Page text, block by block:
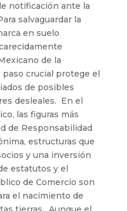
notificación ante la
salvaguardar la
en suelo
de la
crucial protege el
de posibles
desleales. En el
las figuras más
de Responsabilidad
estructuras que
y una inversión
estatutos y el
de Comercio son
el nacimiento de